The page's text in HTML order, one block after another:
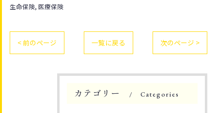
生命保険 医療保険
< 前のページ 一覧に戻る 次のページ >
カテゴリー Categories